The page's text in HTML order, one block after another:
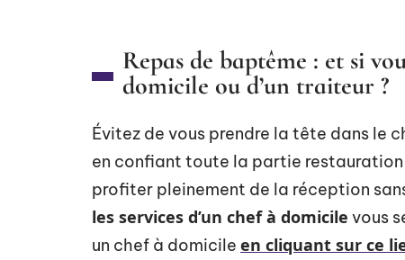
Repas de baptême : et si
domicile ou d’un traiteur ?
Évitez de vous prendre la tête dans le
en confiant toute la partie
profiter pleinement de la réception
les services d’un chef à domicile vous
un chef à domicile en cliquant sur ce